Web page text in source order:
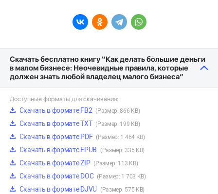
Скачать бесплатно книгу “Как делать большие деньги
в малом бизнесе: Неочевидные правила, которые
должен знать любой владелец малого бизнеса”
Доступные форматы для скачивания:
Скачать в формате FB2 (Размер: 866 KB)
Скачать в формате TXT (Размер: 199 KB)
Скачать в формате PDF (Размер: 1 464 KB)
Скачать в формате EPUB (Размер: 335 KB)
Скачать в формате ZIP (Размер: 113 KB)
Скачать в формате DOC (Размер: 1 703 KB)
Скачать в формате DJVU (Размер: 575 KB)